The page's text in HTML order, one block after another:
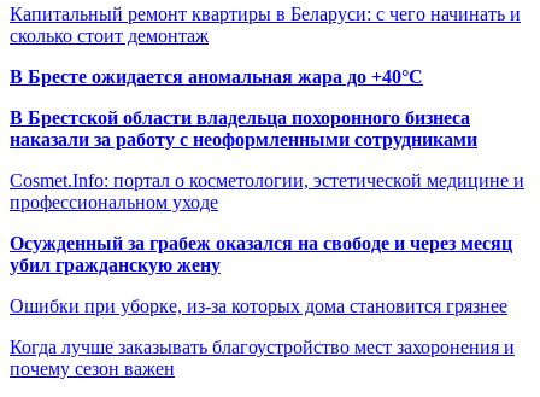
Капитальный ремонт квартиры в Беларуси: с чего начинать и
сколько стоит демонтаж
В Бресте ожидается аномальная жара до +40°C
В Брестской области владельца похоронного бизнеса
наказали за работу с неоформленными сотрудниками
Cosmet.Info: портал о косметологии, эстетической медицине и
профессиональном уходе
Осужденный за грабеж оказался на свободе и через месяц
убил гражданскую жену
Ошибки при уборке, из-за которых дома становится грязнее
Когда лучше заказывать благоустройство мест захоронения и
почему сезон важен